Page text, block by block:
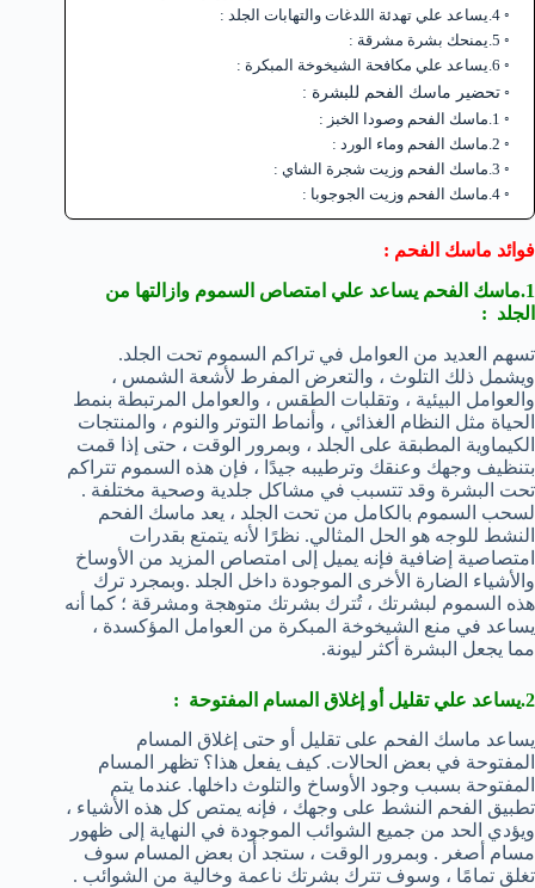
4.يساعد علي تهدئة اللدغات والتهابات الجلد :
5.يمنحك بشرة مشرقة :
6.يساعد علي مكافحة الشيخوخة المبكرة :
تحضير ماسك الفحم للبشرة :
1.ماسك الفحم وصودا الخبز :
2.ماسك الفحم وماء الورد :
3.ماسك الفحم وزيت شجرة الشاي :
4.ماسك الفحم وزيت الجوجوبا :
فوائد ماسك الفحم :
1.ماسك الفحم يساعد علي امتصاص السموم وازالتها من
الجلد :
تسهم العديد من العوامل في تراكم السموم تحت الجلد.
ويشمل ذلك التلوث ، والتعرض المفرط لأشعة الشمس ،
والعوامل البيئية ، وتقلبات الطقس ، والعوامل المرتبطة بنمط
الحياة مثل النظام الغذائي ، وأنماط التوتر والنوم ، والمنتجات
الكيماوية المطبقة على الجلد ، وبمرور الوقت ، حتى إذا قمت
بتنظيف وجهك وعنقك وترطيبه جيدًا ، فإن هذه السموم تتراكم
تحت البشرة وقد تتسبب في مشاكل جلدية وصحية مختلفة .
لسحب السموم بالكامل من تحت الجلد ، يعد ماسك الفحم
النشط للوجه هو الحل المثالي. نظرًا لأنه يتمتع بقدرات
امتصاصية إضافية فإنه يميل إلى امتصاص المزيد من الأوساخ
والأشياء الضارة الأخرى الموجودة داخل الجلد .وبمجرد ترك
هذه السموم لبشرتك ، تُترك بشرتك متوهجة ومشرقة ؛ كما أنه
يساعد في منع الشيخوخة المبكرة من العوامل المؤكسدة ،
مما يجعل البشرة أكثر ليونة.
2.يساعد علي
تقليل أو إغلاق المسام المفتوحة :
يساعد ماسك الفحم على تقليل أو حتى إغلاق المسام
المفتوحة في بعض الحالات. كيف يفعل هذا؟ تظهر المسام
المفتوحة بسبب وجود الأوساخ والتلوث داخلها. عندما يتم
تطبيق الفحم النشط على وجهك ، فإنه يمتص كل هذه الأشياء ،
ويؤدي الحد من جميع الشوائب الموجودة في النهاية إلى ظهور
مسام أصغر . وبمرور الوقت ، ستجد أن بعض المسام سوف
تغلق تمامًا ، وسوف تترك بشرتك ناعمة وخالية من الشوائب .